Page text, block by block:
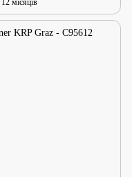
12 місяців